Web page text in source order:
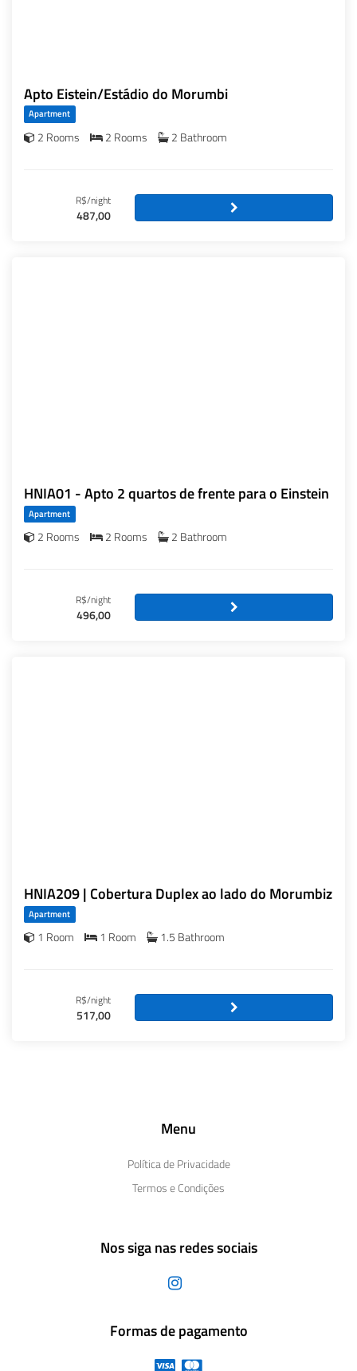
Apto Eistein/Estádio do Morumbi
Apartment
2 Rooms 2 Rooms 2 Bathroom
R$/night
487,00
HNIA01 - Apto 2 quartos de frente para o Einstein
Apartment
2 Rooms 2 Rooms 2 Bathroom
R$/night
496,00
HNIA209 | Cobertura Duplex ao lado do Morumbiz
Apartment
1 Room 1 Room 1.5 Bathroom
R$/night
517,00
Menu
Política de Privacidade
Termos e Condições
Nos siga nas redes sociais
Formas de pagamento